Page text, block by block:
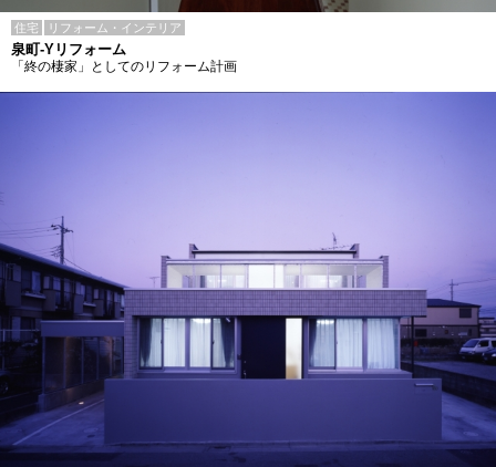
住宅 リフォーム・インテリア
泉町-Yリフォーム
「終の棲家」としてのリフォーム計画